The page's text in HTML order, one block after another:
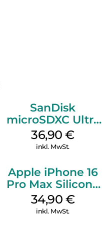
SanDisk
microSDXC Ultra
128 GB + Adapter
Mobile
36,90€
inkl. MwSt.
Apple iPhone 16
Pro Max Silicone
Case MagSafe
Denim
34,90 €
inkl. MwSt.